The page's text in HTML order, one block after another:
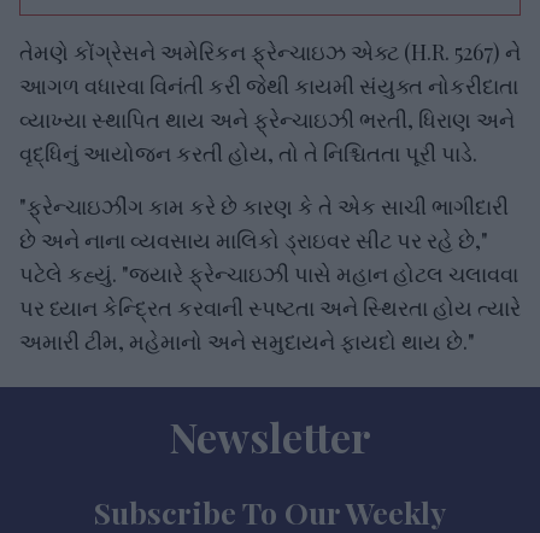
તેમણે કોંગ્રેસને અમેરિકન ફ્રેન્ચાઇઝ એક્ટ (H.R. 5267) ને
આગળ વધારવા વિનંતી કરી જેથી કાયમી સંયુક્ત નોકરીદાતા
વ્યાખ્યા સ્થાપિત થાય અને ફ્રેન્ચાઇઝી ભરતી, ધિરાણ અને
વૃદ્ધિનું આયોજન કરતી હોય, તો તે નિશ્ચિતતા પૂરી પાડે.
"ફ્રેન્ચાઇઝીંગ કામ કરે છે કારણ કે તે એક સાચી ભાગીદારી
છે અને નાના વ્યવસાય માલિકો ડ્રાઇવર સીટ પર રહે છે,"
પટેલે કહ્યું. "જ્યારે ફ્રેન્ચાઇઝી પાસે મહાન હોટલ ચલાવવા
પર ધ્યાન કેન્દ્રિત કરવાની સ્પષ્ટતા અને સ્થિરતા હોય ત્યારે
અમારી ટીમ, મહેમાનો અને સમુદાયને ફાયદો થાય છે."
Newsletter
Subscribe To Our Weekly